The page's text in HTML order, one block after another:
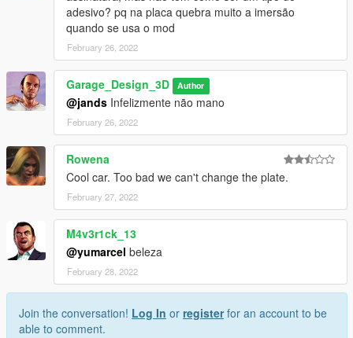
adesivo? pq na placa quebra muito a imersão
quando se usa o mod
February 26, 2022
Garage_Design_3D Author
@jands Infelizmente não mano
February 26, 2022
Rowena
Cool car. Too bad we can't change the plate.
February 27, 2022
M4v3r1ck_13
@yumarcel beleza
February 28, 2022
Join the conversation! Log In or registerfor an account to be
able to comment.